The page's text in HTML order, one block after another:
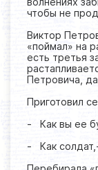
чтобы не
Виктор
«поймал» на
есть третья
Петровича,
Приготовил
- Как вы ее
- Как